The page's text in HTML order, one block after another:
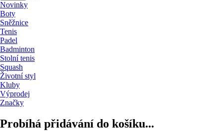
Novinky
Boty
Sněžnice
Tenis
Padel
Badminton
Stolní tenis
Squash
Životní styl
Kluby
Výprodej
Značky
Probíhá přidávání do košíku...